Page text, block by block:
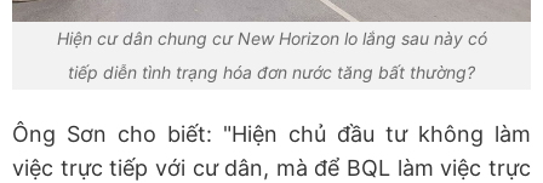
Hiện cư dân chung cư New Horizon lo lắng sau này có
tiếp diễn tình trạng hóa đơn nước tăng bất thường?
Ông Sơn cho biết: "Hiện chủ đầu tư không làm
việc trực tiếp với cư dân, mà để BQL làm việc trực